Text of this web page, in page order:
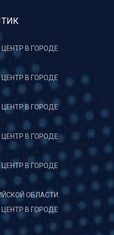
В ГОРОДЕ
В ГОРОДЕ
В ГОРОДЕ
В ГОРОДЕ
В ГОРОДЕ
ОБЛАСТИ
В ГОРОДЕ